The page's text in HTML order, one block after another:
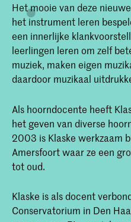
Het mooie van deze
het instrument leren
een innerlijke
leerlingen leren om zelf
muziek, maken eigen
daardoor muzikaal
Als hoorndocente heeft
het geven van diverse
2003 is Klaske werkzaam
Amersfoort waar ze een
tot oud.
Klaske is als docent
Conservatorium in Den